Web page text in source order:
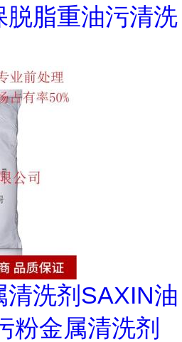
脱脂重油污清洗
洗剂SAXIN油
粉金属清洗剂